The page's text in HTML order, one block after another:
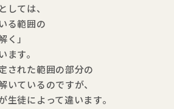
しては、
る範囲の
く」
ます。
された範囲の部分の
いているのですが、
生徒によって違います。